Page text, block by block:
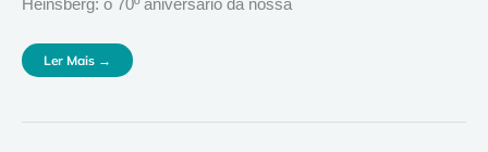
Heinsberg: o 70º aniversário da nossa
Ler Mais →